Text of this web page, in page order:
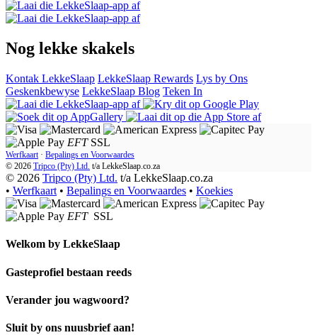
Nog lekke skakels
Kontak LekkeSlaap LekkeSlaap Rewards Lys by Ons
Geskenkbewyse LekkeSlaap Blog Teken In
EFT SSL
Werfkaart · Bepalings en Voorwaardes
© 2026 Tripco (Pty) Ltd. t/a LekkeSlaap.co.za
© 2026 Tripco (Pty) Ltd. t/a LekkeSlaap.co.za
• Werfkaart • Bepalings en Voorwaardes • Koekies
EFT SSL
Welkom by LekkeSlaap
Gasteprofiel bestaan ​​reeds
Verander jou wagwoord?
Sluit by ons nuusbrief aan!